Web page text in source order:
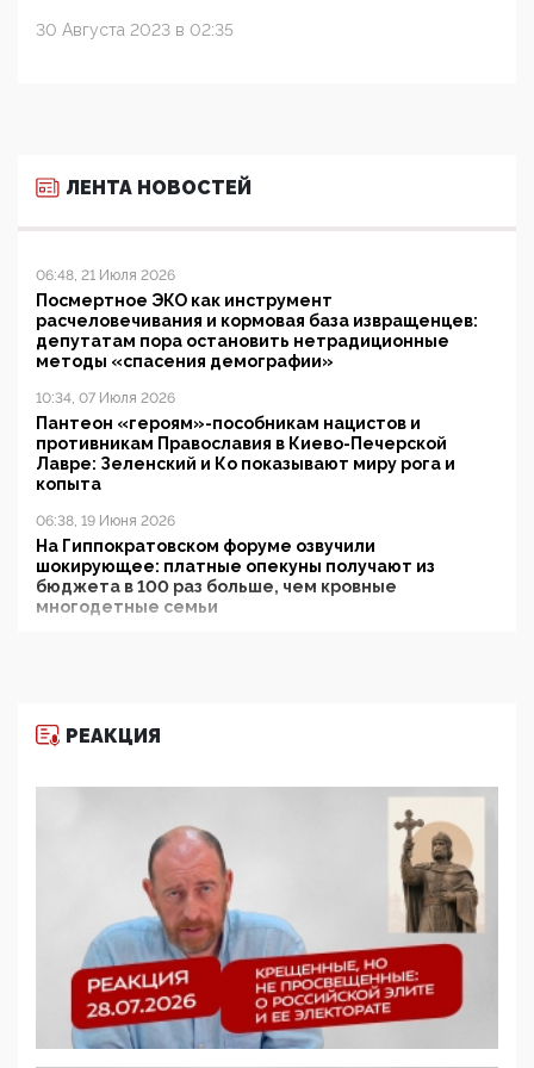
30 Августа 2023 в 02:35
ЛЕНТА НОВОСТЕЙ
06:48, 21 Июля 2026
Посмертное ЭКО как инструмент
расчеловечивания и кормовая база извращенцев:
депутатам пора остановить нетрадиционные
методы «спасения демографии»
10:34, 07 Июля 2026
Пантеон «героям»-пособникам нацистов и
противникам Православия в Киево-Печерской
Лавре: Зеленский и Ко показывают миру рога и
копыта
06:38, 19 Июня 2026
На Гиппократовском форуме озвучили
шокирующее: платные опекуны получают из
бюджета в 100 раз больше, чем кровные
многодетные семьи
11:53, 09 Июня 2026
деятельность ИИТО ЮНЕСКО в России, но
цифроглобалисты продолжают определять
повестку в образовании
09:43, 01 Июня 2026
5G за счет здоровья граждан: Минцифры намерено
отобрать у регионов и муниципалитетов право
защищать жилые дома и социальные объекты от
05:58, 26 Мая 2026
Роскомнадзор освободили от борца с
деструктивным и опасным контентом
РЕАКЦИЯ